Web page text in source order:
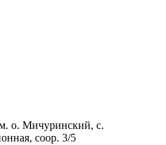
о. Мичуринский, с.
соор. 3/5